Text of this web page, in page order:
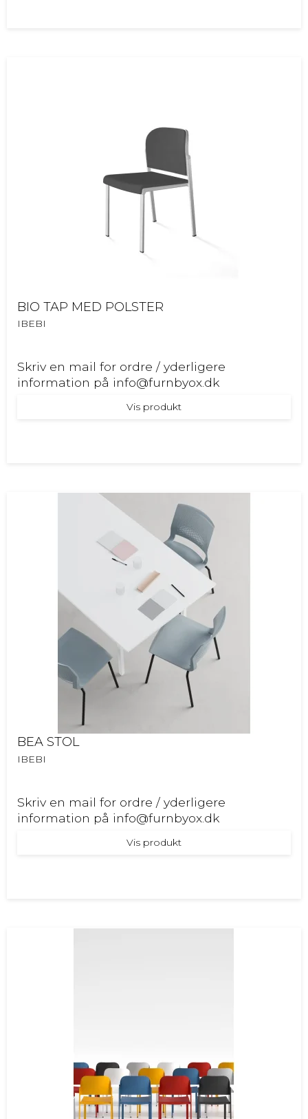
BIO TAP MED POLSTER
IBEBI
Skriv en mail for ordre / yderligere
information på info@furnbyox.dk
Vis produkt
BEA STOL
IBEBI
Skriv en mail for ordre / yderligere
information på info@furnbyox.dk
Vis produkt